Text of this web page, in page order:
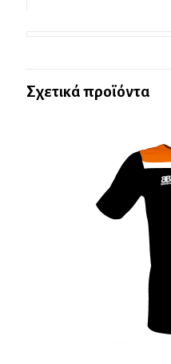
Σχετικά προϊόντα